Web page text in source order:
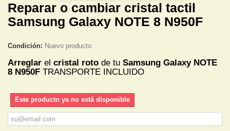
Reparar o cambiar cristal tactil
Samsung Galaxy NOTE 8 N950F
Condición: Nuevo producto
Arreglar el cristal roto de tu Samsung Galaxy NOTE
8 N950F TRANSPORTE INCLUIDO
Este producto ya no está disponible